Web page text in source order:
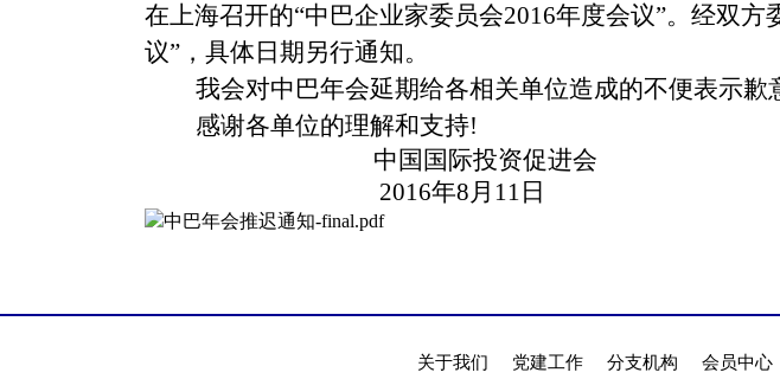
在上海召开的“中巴企业家委员会2016年度会议”。经双
议”，具体日期另行通知。
我会对中巴年会延期给各相关单位造成的不便表示歉
感谢各单位的理解和支持!
中国国际投资促进会
2016年8月11日
中巴年会推迟通知-final.pdf
关于我们 党建工作 分支机构 会员中心